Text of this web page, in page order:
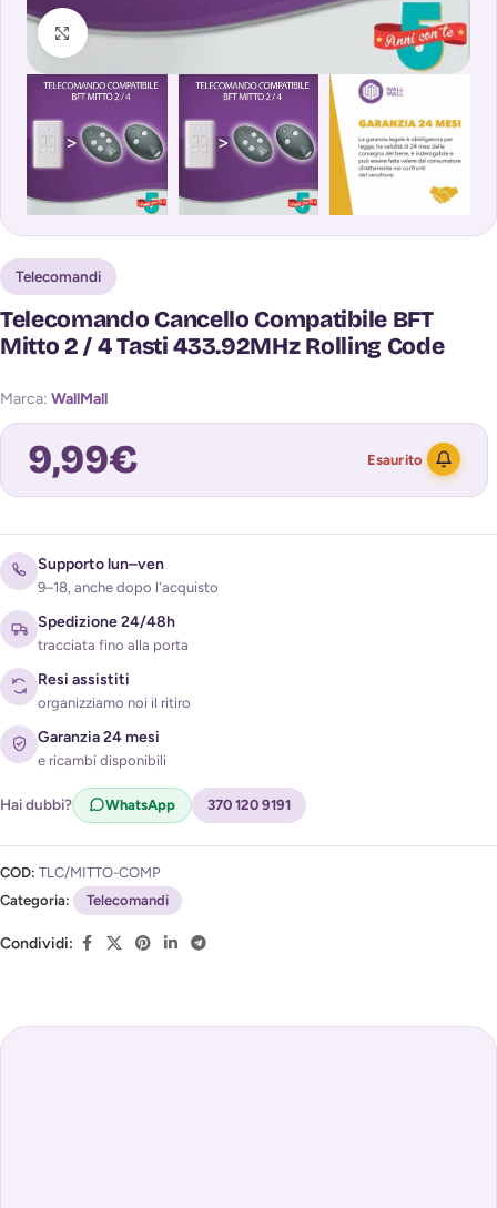
Clicca per ingrandire
Telecomandi
Telecomando Cancello Compatibile BFT
Mitto 2 / 4 Tasti 433.92MHz Rolling Code
Marca: WallMall
9,99€ Esaurito
Acconsento al trattamento dei miei dati per ricevere
l'avviso di disponibilità (
Privacy Policy)
Supporto lun–ven
9–18, anche dopo l'acquisto
Spedizione 24/48h
tracciata fino alla porta
Resi assistiti
organizziamo noi il ritiro
Garanzia 24 mesi
e ricambi disponibili
Hai dubbi? WhatsApp 370 120 9191
COD: TLC/MITTO-COMP
Categoria:
Telecomandi
Condividi: